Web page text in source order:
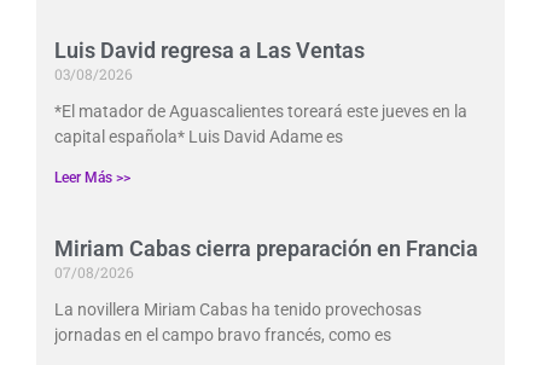
Luis David regresa a Las Ventas
03/08/2026
*El matador de Aguascalientes toreará este jueves en la
capital española* Luis David Adame es
Leer Más >>
Miriam Cabas cierra preparación en Francia
07/08/2026
La novillera Miriam Cabas ha tenido provechosas
jornadas en el campo bravo francés, como es